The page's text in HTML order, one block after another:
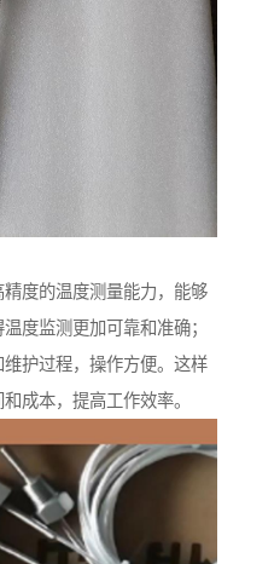
度的温度测量能力，能够
度监测更加可靠和准确；
护过程，操作方便。这样
成本，提高工作效率。